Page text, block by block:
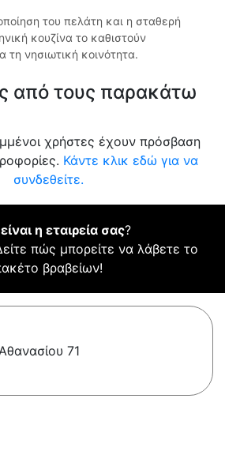
του πελάτη και η σταθερή
κουζίνα το καθιστούν
τη νησιωτική κοινότητα.
από τους παρακάτω
χρήστες έχουν πρόσβαση
Κάντε κλικ εδώ για να
συνδεθείτε.
η εταιρεία σας?
πώς μπορείτε να λάβετε το
βραβείων!
71